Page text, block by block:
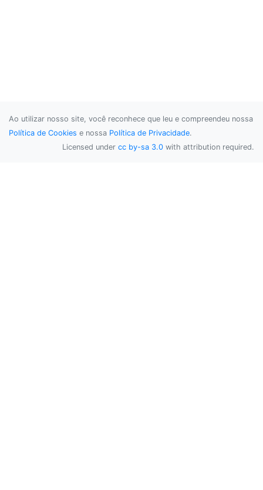
Ao utilizar nosso site, você reconhece que leu e compreendeu nossa
Política de Cookies e nossa Política de Privacidade.
Licensed under cc by-sa 3.0 with attribution required.